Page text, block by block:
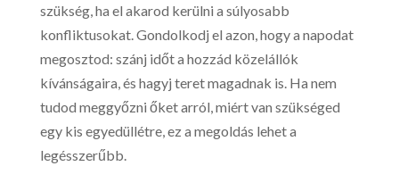
szükség, ha el akarod kerülni a súlyosabb
konfliktusokat. Gondolkodj el azon, hogy a napodat
megosztod: szánj időt a hozzád közelállók
kívánságaira, és hagyj teret magadnak is. Ha nem
tudod meggyőzni őket arról, miért van szükséged
egy kis egyedüllétre, ez a megoldás lehet a
legésszerűbb.